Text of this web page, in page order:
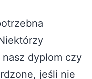
dyplom czy
jeśli nie